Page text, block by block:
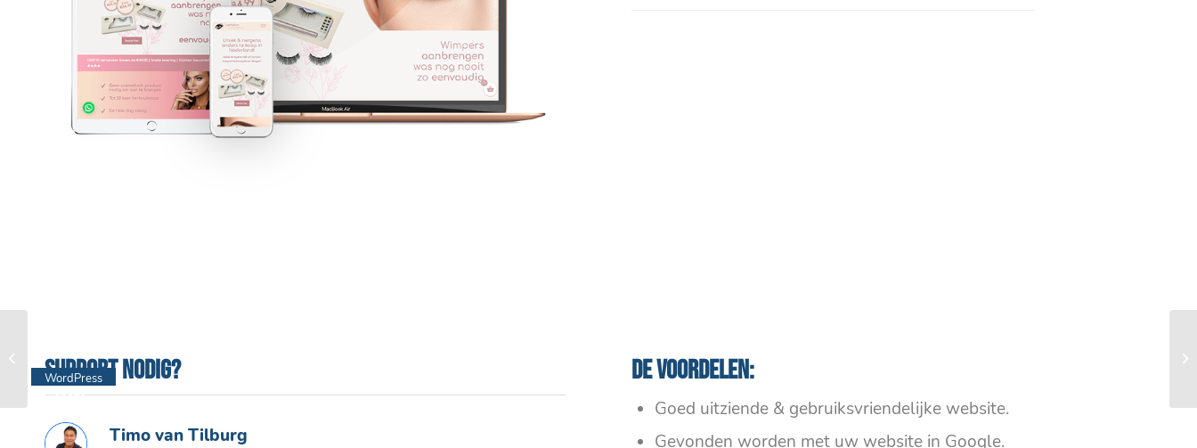
Support nodig?
Timo van Tilburg
De voordelen:
Goed uitziende & gebruiksvriendelijke website.
Gevonden worden met uw website in Google.
Cupair
WordPress
website